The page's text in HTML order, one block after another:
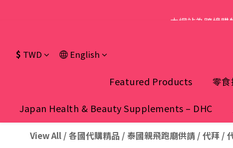
$ TWD English
Featured Products 零
Japan Health & Beauty Supplements – DHC
View All / 各國代購精品 / 泰國親飛跑廟供請 / 代拜 /